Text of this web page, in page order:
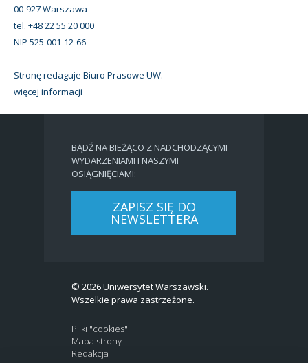
00-927 Warszawa
tel. +48 22 55 20 000
NIP 525-001-12-66
Stronę redaguje Biuro Prasowe UW.
więcej informacji
BĄDŹ NA BIEŻĄCO Z NADCHODZĄCYMI
WYDARZENIAMI I NASZYMI
OSIĄGNIĘCIAMI:
ZAPISZ SIĘ DO
NEWSLETTERA
© 2026 Uniwersytet Warszawski.
Wszelkie prawa zastrzeżone.
Pliki "cookies"
Mapa strony
Redakcja